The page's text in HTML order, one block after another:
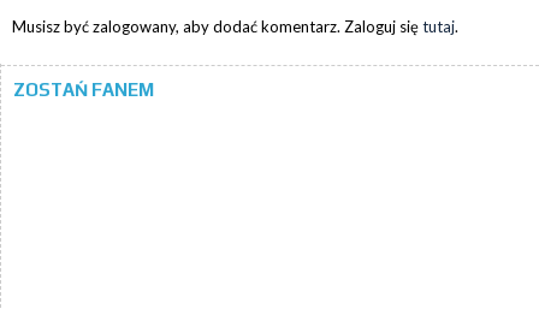
Musisz być zalogowany, aby dodać komentarz. Zaloguj siętutaj.
ZOSTAŃ FANEM